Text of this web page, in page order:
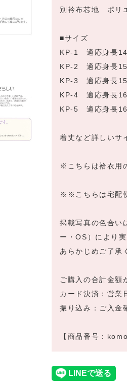
別衿布芯地 ポリ
■サイズ
KP-1 適応身長
KP-2 適応身長
KP-3 適応身長
KP-4 適応身長
KP-5 適応身長
着丈など詳しいサ
※こちらは袷衣用
※※こちらは宅配
掲載写真の色合い
ー・OS）により
あらかじめご了承
ご購入の合計金額
カード決済：営業
振り込み：ご入金
【商品番号：